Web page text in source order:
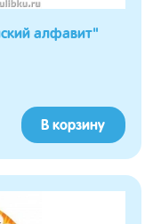
алфавит"
В корзину